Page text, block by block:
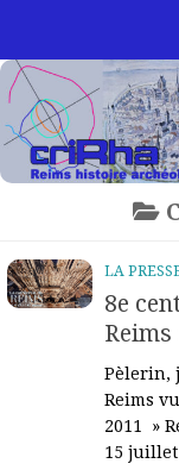
LA
8e
Reims
Pèlerin,
Reims
2011 »
15 juillet